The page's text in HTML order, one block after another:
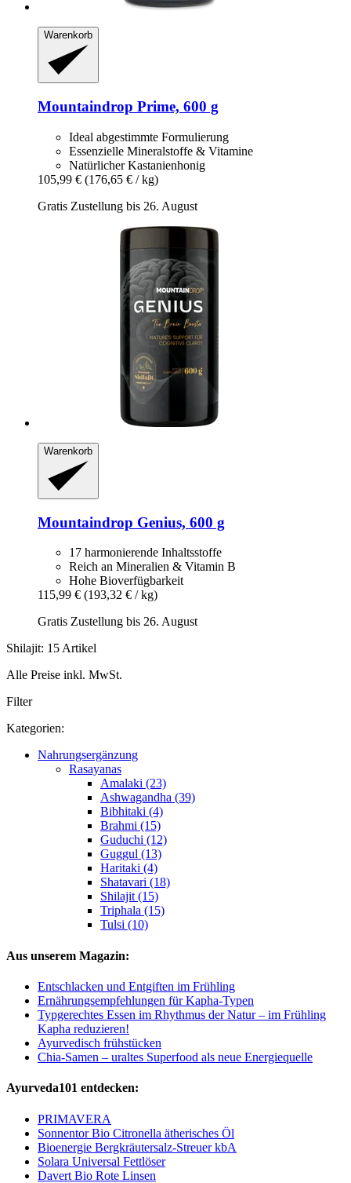
Warenkorb
Mountaindrop Prime, 600 g
Ideal abgestimmte Formulierung
Essenzielle Mineralstoffe & Vitamine
Natürlicher Kastanienhonig
105,99 € (176,65 € / kg)
Gratis Zustellung bis 26. August
Warenkorb
Mountaindrop Genius, 600 g
17 harmonierende Inhaltsstoffe
Reich an Mineralien & Vitamin B
Hohe Bioverfügbarkeit
115,99 € (193,32 € / kg)
Gratis Zustellung bis 26. August
Shilajit: 15 Artikel
Alle Preise inkl. MwSt.
Filter
Kategorien:
Nahrungsergänzung
Rasayanas
Amalaki (23)
Ashwagandha (39)
Bibhitaki (4)
Brahmi (15)
Guduchi (12)
Guggul (13)
Haritaki (4)
Shatavari (18)
Shilajit (15)
Triphala (15)
Tulsi (10)
Aus unserem Magazin:
Entschlacken und Entgiften im Frühling
Ernährungsempfehlungen für Kapha-Typen
Typgerechtes Essen im Rhythmus der Natur – im Frühling
Kapha reduzieren!
Ayurvedisch frühstücken
Chia-Samen – uraltes Superfood als neue Energiequelle
Ayurveda101 entdecken:
PRIMAVERA
Sonnentor Bio Citronella ätherisches Öl
Bioenergie Bergkräutersalz-Streuer kbA
Solara Universal Fettlöser
Davert Bio Rote Linsen